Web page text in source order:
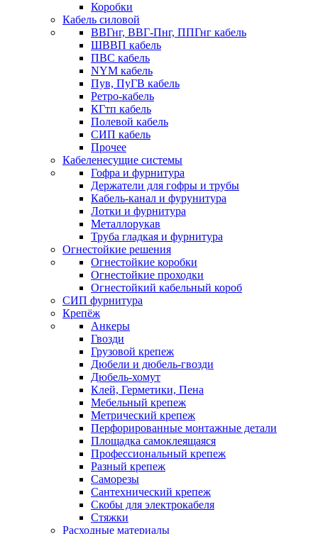
Коробки
Кабель силовой
ВВГнг, ВВГ-Пнг, ППГнг кабель
ШВВП кабель
ПВС кабель
NYM кабель
Пув, ПуГВ кабель
Ретро-кабель
КГтп кабель
Полевой кабель
СИП кабель
Прочее
Кабеленесущие системы
Гофра и фурнитура
Держатели для гофры и трубы
Кабель-канал и фурунитура
Лотки и фурнитура
Металлорукав
Труба гладкая и фурнитура
Огнестойкие решения
Огнестойкие коробки
Огнестойкие проходки
Огнестойкий кабельный короб
СИП фурнитура
Крепёж
Анкеры
Гвозди
Грузовой крепеж
Дюбели и дюбель-гвозди
Дюбель-хомут
Клей, Герметики, Пена
Мебельный крепеж
Метрический крепеж
Перфорированные монтажные детали
Площадка самоклеящаяся
Профессиональный крепеж
Разный крепеж
Саморезы
Сантехнический крепеж
Скобы для электрокабеля
Стяжки
Расходные материалы